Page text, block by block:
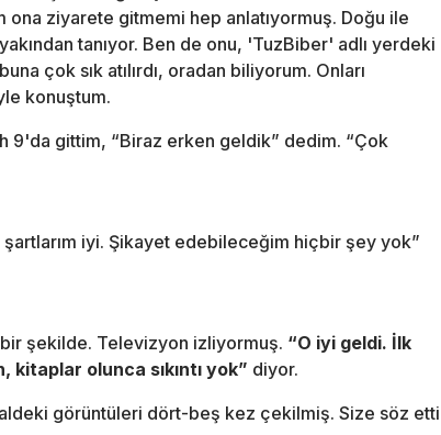
ziyarete gitmemi hep anlatıyormuş. Doğu ile
tanıyor. Ben de onu, 'TuzBiber' adlı yerdeki
çok sık atılırdı, oradan biliyorum. Onları
konuştum.
9'da gittim, “Biraz erken geldik” dedim. “Çok
iyi. Şikayet edebileceğim hiçbir şey yok”
şekilde. Televizyon izliyormuş. “O iyi geldi. İlk
olunca sıkıntı yok” diyor.
görüntüleri dört-beş kez çekilmiş. Size söz etti